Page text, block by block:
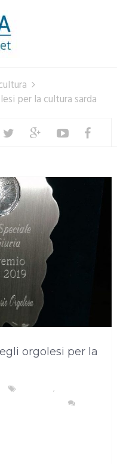
per la cultura sarda
orgolesi per la
,